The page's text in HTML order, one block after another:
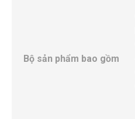
Bộ sản phẩm bao gồm